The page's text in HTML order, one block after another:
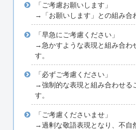
「ご考慮お願いします」
→「お願いします」との組み合
「早急にご考慮ください」
→急かすような表現と組み合わ
す。
「必ずご考慮ください」
→強制的な表現と組み合わせる
す。
「ご考慮くださいませ」
→過剰な敬語表現となり、不自